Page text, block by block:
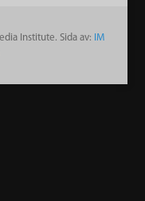
Institute. Sida av: IM